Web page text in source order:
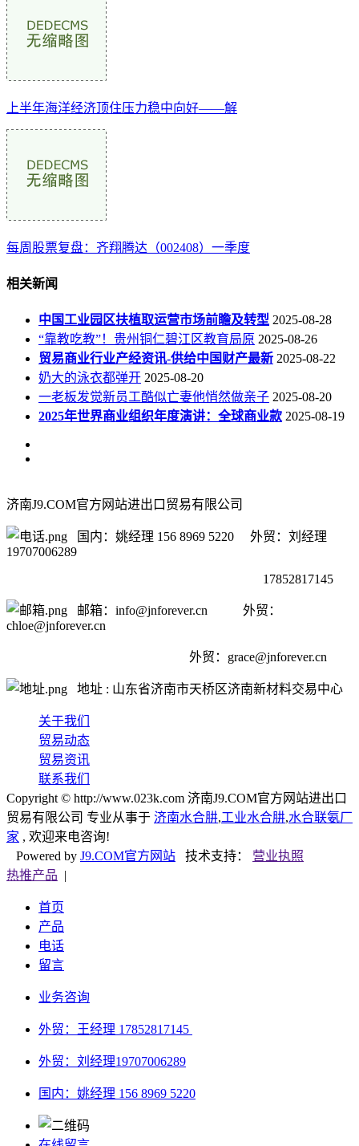
上半年海洋经济顶住压力稳中向好——解
每周股票复盘：齐翔腾达（002408）一季度
相关新闻
中国工业园区扶植取运营市场前瞻及转型 2025-08-28
“靠教吃教”！贵州铜仁碧江区教育局原 2025-08-26
贸易商业行业产经资讯-供给中国财产最新 2025-08-22
奶大的泳衣都弹开 2025-08-20
一老板发觉新员工酷似亡妻他悄然做亲子 2025-08-20
2025年世界商业组织年度演讲：全球商业款 2025-08-19
济南J9.COM官方网站进出口贸易有限公司
国内：姚经理 156 8969 5220 外贸：刘经理
19707006289
17852817145
邮箱：info@jnforever.cn 外贸：
chloe@jnforever.cn
外贸： grace@jnforever.cn
地址 : 山东省济南市天桥区济南新材料交易中心
关于我们
贸易动态
贸易资讯
联系我们
Copyright © http://www.023k.com 济南J9.COM官方网站进出口
贸易有限公司 专业从事于 济南水合肼,工业水合肼,水合联氨厂
家 , 欢迎来电咨询!
Powered by J9.COM官方网站 技术支持： 营业执照
热推产品 |
首页
产品
电话
留言
业务咨询
外贸：王经理 17852817145
外贸：刘经理19707006289
国内：姚经理 156 8969 5220